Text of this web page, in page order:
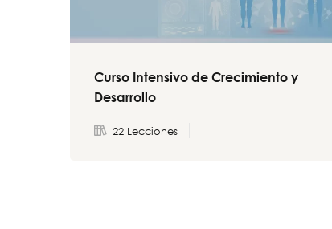
Curso Intensivo de Crecimiento y
Desarrollo
22 Lecciones